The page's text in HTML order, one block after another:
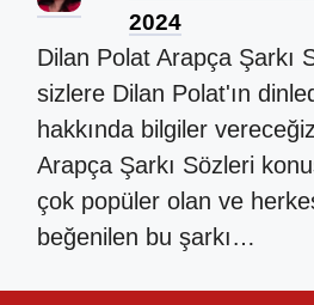
2024
Dilan Polat Arapça Şarkı
sizlere Dilan Polat'ın
hakkında bilgiler
Arapça Şarkı Sözleri
çok popüler olan ve
beğenilen bu şarkı…